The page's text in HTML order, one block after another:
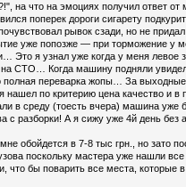
на что на эмоциях получил ответ
поперек дороги сигарету
рывок сзади, но не
уже попозже — при торможение у
Это я узнал уже когда у меня левое
СТО… Когда машину подняли
полная переварка жопы… За
нашел по критерию цена качество и в
в среду (тоесть вчера) машина уже
с разборки! А я сижу уже 4й день без
обойдется в 7-8 тыс грн., но зато
поскольку мастера уже нашли
что бы поварить все места, которые